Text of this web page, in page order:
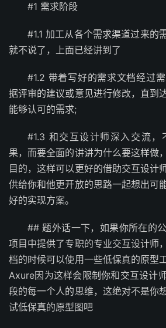
#1 需求阶段
#1.1 加工从各个需求渠道过来的
就不说了，上面已经讲到了
#1.2 带着写好的需求文档经过
据评审的建议或意见进行修改，直到
能够认可的需求;
#1.3 和交互设计师深入交流，
果，而要全面的讲讲为什么要这样做
目的，这样可以更好的借助交互设计
供给你和他更开放的思路一起想出可
好的实现方案。
## 题外话一下，如果你所在的
项目中提供了专职的专业交互设计师
档的时候可以使用一些低保真的原型
Axure因为这样会限制你和交互设计
段的每一个人的思维，这绝对不是你
试低保真的原型图吧